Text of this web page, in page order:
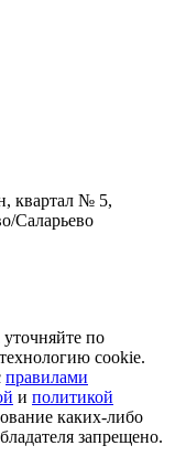
квартал № 5,
Саларьево
по
cookie.
правилами
и политикой
каких-либо
запрещено.